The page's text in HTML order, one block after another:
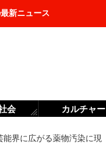
新ニュース
界に広がる薬物汚染に現
会 カルチャー